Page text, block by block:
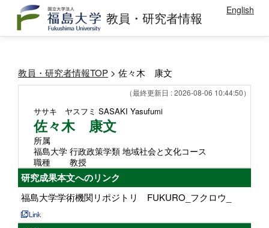
教員・研究者情報 English
教員・研究者情報TOP > 佐々木 康文
（最終更新日 : 2026-08-06 10:44:50）
ササキ ヤスフミ SASAKI Yasufumi
佐々木 康文
所属
福島大学 行政政策学類 地域社会と文化コース
職種
教授
研究成果本文へのリンク
福島大学学術機関リポジトリ FUKURO_フクロウ_